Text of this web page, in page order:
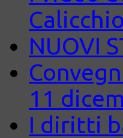
Calicchio
NUOVI
11
I diritti